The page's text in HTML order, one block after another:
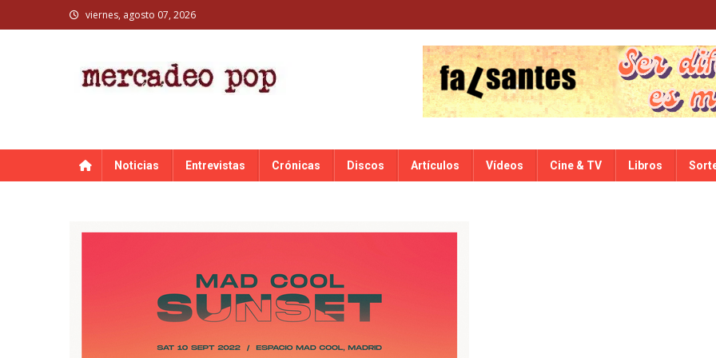
to
viernes, agosto 07, 2026
Noticias Entrevistas Crónicas Discos Artículos Vídeos Cine & TV Libros